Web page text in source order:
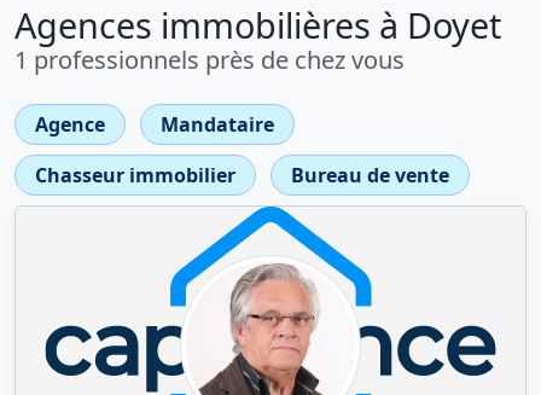
Agences immobilières à Doyet
1 professionnels près de chez vous
Agence
Mandataire
Chasseur immobilier
Bureau de vente